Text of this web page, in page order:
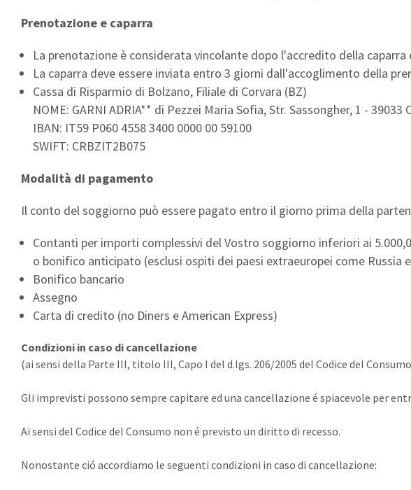
Prenotazione e caparra
La prenotazione è considerata vincolante dopo l'accredito della
La caparra deve essere inviata entro 3 giorni dall'accoglimento della
Cassa di Risparmio di Bolzano, Filiale di Corvara (BZ)
NOME: GARNI ADRIA** di Pezzei Maria Sofia, Str. Sassongher, 1 - 39033
IBAN: IT59 P060 4558 3400 0000 00 59100
SWIFT: CRBZIT2B075
Modalità di pagamento
Il conto del soggiorno può essere pagato entro il giorno prima della
Contanti per importi complessivi del Vostro soggiorno inferiori ai
o bonifico anticipato (esclusi ospiti dei paesi extraeuropei come
Bonifico bancario
Assegno
Carta di credito (no Diners e American Express)
Condizioni in caso di cancellazione
(ai sensi della Parte III, titolo III, Capo I del d.lgs. 206/2005 del Codice del
Gli imprevisti possono sempre capitare ed una cancellazione é spiacevole per
Ai sensi del Codice del Consumo non é previsto un diritto di recesso.
Nonostante ció accordiamo le seguenti condizioni in caso di cancellazione: